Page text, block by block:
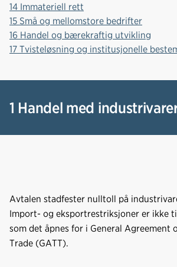
14 Immateriell rett
15 Små og mellomstore bedrifter
16 Handel og bærekraftig utvikling
17 Tvisteløsning og institusjonelle
1 Handel med
Avtalen stadfester nulltoll på
Import- og eksportrestriksjoner er ikke
som det åpnes for i General Agreement
Trade (GATT).